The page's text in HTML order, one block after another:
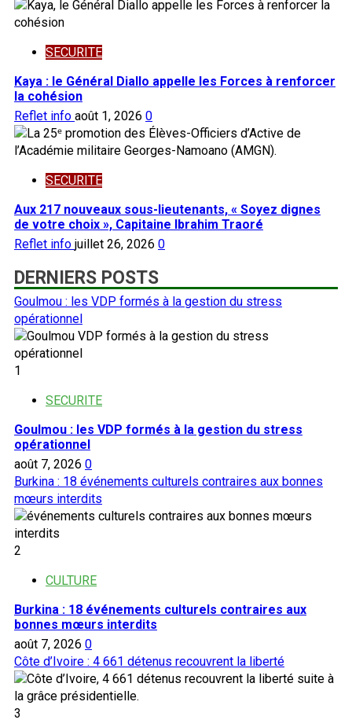
SECURITE
Kaya : le Général Diallo appelle les Forces à renforcer
la cohésion
Reflet info août 1, 2026 0
SECURITE
Aux 217 nouveaux sous-lieutenants, « Soyez dignes
de votre choix », Capitaine Ibrahim Traoré
Reflet info juillet 26, 2026 0
DERNIERS POSTS
Goulmou : les VDP formés à la gestion du stress
opérationnel
1
SECURITE
Goulmou : les VDP formés à la gestion du stress
opérationnel
août 7, 2026 0
Burkina : 18 événements culturels contraires aux bonnes
mœurs interdits
2
CULTURE
Burkina : 18 événements culturels contraires aux
bonnes mœurs interdits
août 7, 2026 0
Côte d’Ivoire : 4 661 détenus recouvrent la liberté
3